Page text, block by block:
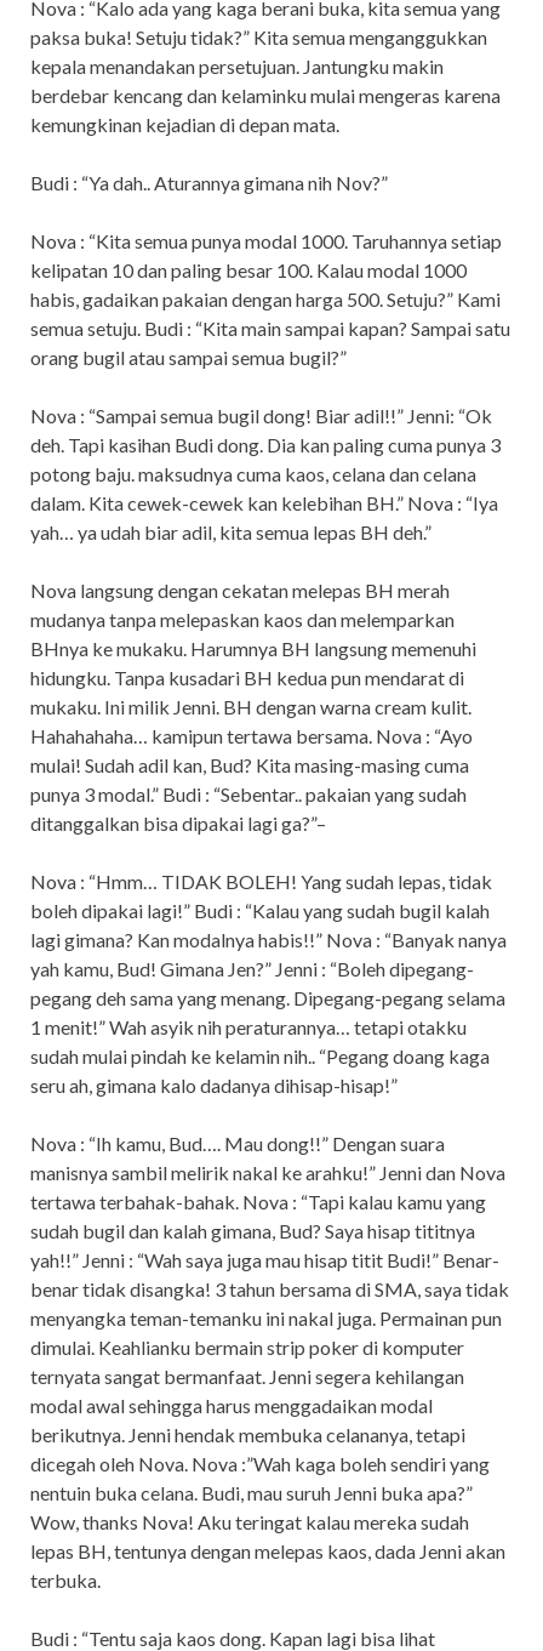
Nova : “Kalo ada yang kaga berani buka, kita semua yang
paksa buka! Setuju tidak?” Kita semua menganggukkan
kepala menandakan persetujuan. Jantungku makin
berdebar kencang dan kelaminku mulai mengeras karena
kemungkinan kejadian di depan mata.
Budi : “Ya dah.. Aturannya gimana nih Nov?”
Nova : “Kita semua punya modal 1000. Taruhannya setiap
kelipatan 10 dan paling besar 100. Kalau modal 1000
habis, gadaikan pakaian dengan harga 500. Setuju?” Kami
semua setuju. Budi : “Kita main sampai kapan? Sampai satu
orang bugil atau sampai semua bugil?”
Nova : “Sampai semua bugil dong! Biar adil!!” Jenni: “Ok
deh. Tapi kasihan Budi dong. Dia kan paling cuma punya 3
potong baju. maksudnya cuma kaos, celana dan celana
dalam. Kita cewek-cewek kan kelebihan BH.” Nova : “Iya
yah… ya udah biar adil, kita semua lepas BH deh.”
Nova langsung dengan cekatan melepas BH merah
mudanya tanpa melepaskan kaos dan melemparkan
BHnya ke mukaku. Harumnya BH langsung memenuhi
hidungku. Tanpa kusadari BH kedua pun mendarat di
mukaku. Ini milik Jenni. BH dengan warna cream kulit.
Hahahahaha… kamipun tertawa bersama. Nova : “Ayo
mulai! Sudah adil kan, Bud? Kita masing-masing cuma
punya 3 modal.” Budi : “Sebentar.. pakaian yang sudah
ditanggalkan bisa dipakai lagi ga?”–
Nova : “Hmm… TIDAK BOLEH! Yang sudah lepas, tidak
boleh dipakai lagi!” Budi : “Kalau yang sudah bugil kalah
lagi gimana? Kan modalnya habis!!” Nova : “Banyak nanya
yah kamu, Bud! Gimana Jen?” Jenni : “Boleh dipegang-
pegang deh sama yang menang. Dipegang-pegang selama
1 menit!” Wah asyik nih peraturannya… tetapi otakku
sudah mulai pindah ke kelamin nih.. “Pegang doang kaga
seru ah, gimana kalo dadanya dihisap-hisap!”
Nova : “Ih kamu, Bud…. Mau dong!!” Dengan suara
manisnya sambil melirik nakal ke arahku!” Jenni dan Nova
tertawa terbahak-bahak. Nova : “Tapi kalau kamu yang
sudah bugil dan kalah gimana, Bud? Saya hisap tititnya
yah!!” Jenni : “Wah saya juga mau hisap titit Budi!” Benar-
benar tidak disangka! 3 tahun bersama di SMA, saya tidak
menyangka teman-temanku ini nakal juga. Permainan pun
dimulai. Keahlianku bermain strip poker di komputer
ternyata sangat bermanfaat. Jenni segera kehilangan
modal awal sehingga harus menggadaikan modal
berikutnya. Jenni hendak membuka celananya, tetapi
dicegah oleh Nova. Nova :”Wah kaga boleh sendiri yang
nentuin buka celana. Budi, mau suruh Jenni buka apa?”
Wow, thanks Nova! Aku teringat kalau mereka sudah
lepas BH, tentunya dengan melepas kaos, dada Jenni akan
terbuka.
Budi : “Tentu saja kaos dong. Kapan lagi bisa lihat